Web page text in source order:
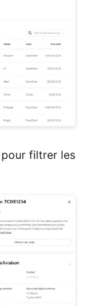
filtrer les